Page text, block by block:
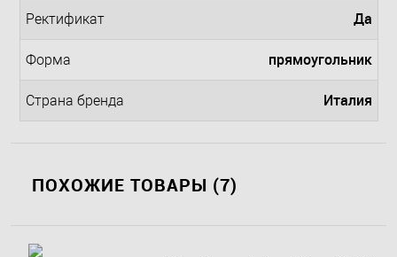
Ректификат Да
Форма прямоугольник
Страна бренда Италия
ПОХОЖИЕ ТОВАРЫ (7)